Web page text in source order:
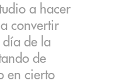
a hacer
convertir
día de la
de
en cierto